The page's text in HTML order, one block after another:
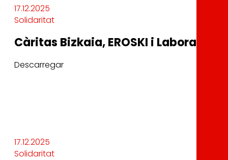
17.12.2025
Solidaritat
Càritas Bizkaia, EROSKI i Laboral
Descarregar
17.12.2025
Solidaritat